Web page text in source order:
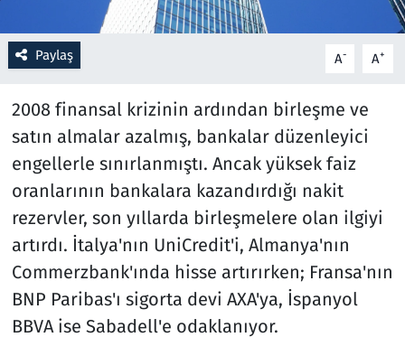
Paylaş A- A+
2008 finansal krizinin ardından birleşme ve
satın almalar azalmış, bankalar düzenleyici
engellerle sınırlanmıştı. Ancak yüksek faiz
oranlarının bankalara kazandırdığı nakit
rezervler, son yıllarda birleşmelere olan ilgiyi
artırdı. İtalya'nın UniCredit'i, Almanya'nın
Commerzbank'ında hisse artırırken; Fransa'nın
BNP Paribas'ı sigorta devi AXA'ya, İspanyol
BBVA ise Sabadell'e odaklanıyor.
Savunma Sanayi
Seçim 2023
Spor
Teknoloji ve Bilim
Televizyon